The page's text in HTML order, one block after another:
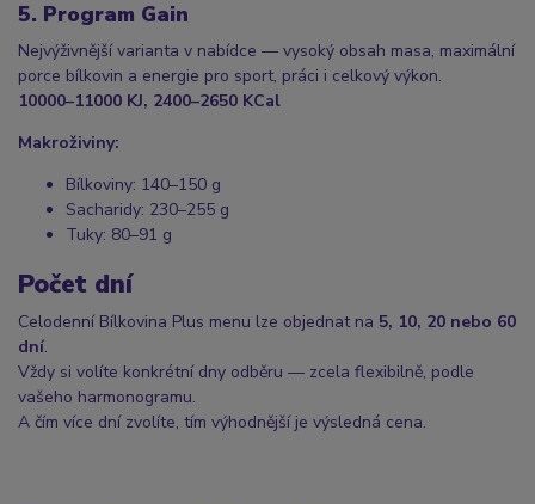
5. Program Gain
Nejvýživnější varianta v nabídce — vysoký obsah masa, maximální
porce bílkovin a energie pro sport, práci i celkový výkon.
10000–11000 KJ, 2400–2650 KCal
Makroživiny:
Bílkoviny: 140–150 g
Sacharidy: 230–255 g
Tuky: 80–91 g
Počet dní
Celodenní Bílkovina Plus menu lze objednat na 5, 10, 20 nebo 60
dní.
Vždy si volíte konkrétní dny odběru — zcela flexibilně, podle
vašeho harmonogramu.
A čím více dní zvolíte, tím výhodnější je výsledná cena.